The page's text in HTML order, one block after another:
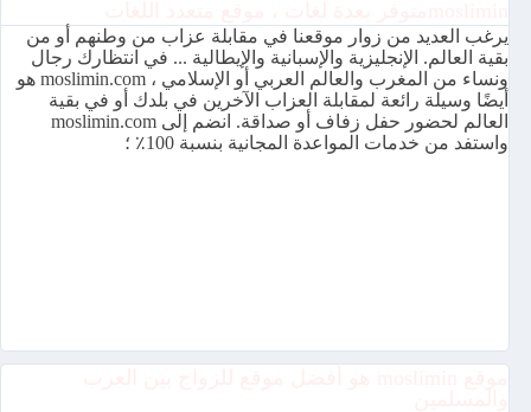
يرغب العديد من زوار موقعنا في مقابلة عزاب من وطنهم أو من
بقية العالم. الإنجليزية والإسبانية والإيطالية ... في انتظارك رجال
ونساء من المغرب والعالم العربي أو الإسلامي ، moslimin.com هو
أيضًا وسيلة رائعة لمقابلة العزاب الآخرين في بلدك أو في بقية
العالم لحضور حفل زفاف أو صداقة. انضم إلى moslimin.com
واستفد من خدمات المواعدة المجانية بنسبة 100٪ ؛